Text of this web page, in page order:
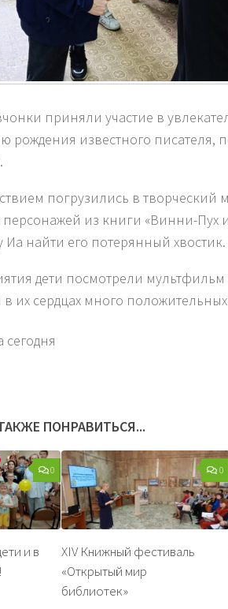
приняли участие в
рождения известного писателя,
погрузились в творческий
персонажей из книги «Винни-Пух
Иа найти его потерянный хвостик.
дети посмотрели мультфильм
в их сердцах много
сегодня
ПОНРАВИТЬСЯ...
0
и в
0
XIV Книжный фестиваль
«Открытый мир
библиотек»